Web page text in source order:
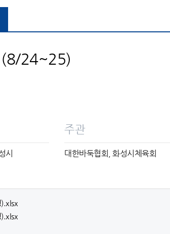
(8/24~25)
시
주관
대한바둑협회, 화성시체육회